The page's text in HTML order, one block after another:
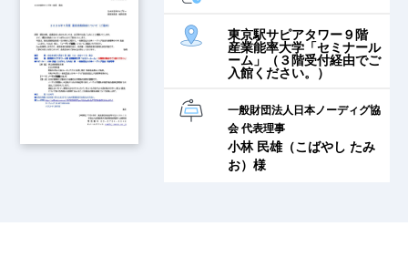
東京駅サピアタワー９階
産業能率大学「セミナール
ーム」（３階受付経由でご
入館ください。）
一般財団法人日本ノーディグ協
会 代表理事
小林 民雄（こばやし たみ
お）様